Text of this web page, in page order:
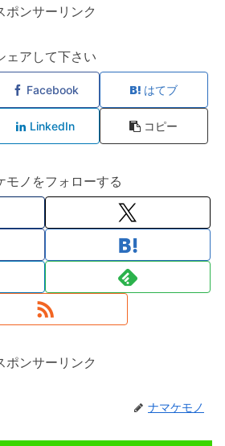
ポンサーリンク
ェアして下さい
Facebook はてブ
LinkedIn コピー
モノをフォローする
ポンサーリンク
ナマケモノ